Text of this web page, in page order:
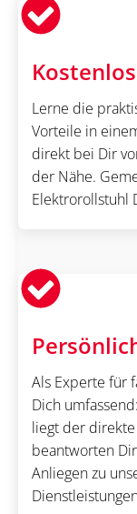
Lerne die
Vorteile in
direkt bei Dir
der Nähe.
Elektrorollstuhl
Als Experte für
Dich
liegt der
beantworten
Anliegen zu